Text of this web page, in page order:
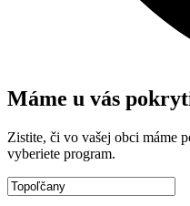
Máme u vás
Zistite, či vo vašej obci máme
vyberiete program.